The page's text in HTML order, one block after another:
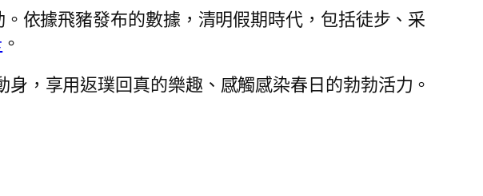
依據飛豬發布的數據，清明假期時代，包括徒步、采
。
，享用返璞回真的樂趣、感觸感染春日的勃勃活力。